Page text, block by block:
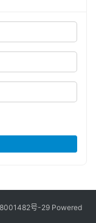
号-29 Powered